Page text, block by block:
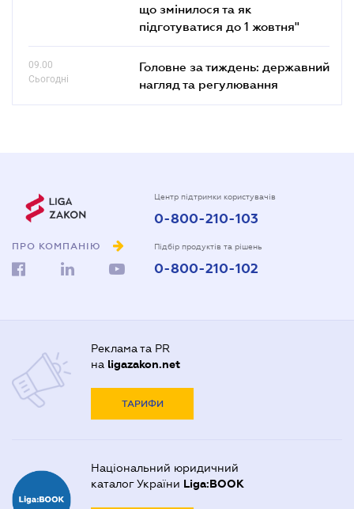
що змінилося та як
підготуватися до 1 жовтня"
09.00
Сьогодні
Головне за тиждень: державний
нагляд та регулювання
ПРО КОМПАНІЮ
Центр підтримки користувачів
0-800-210-103
Підбір продуктів та рішень
0-800-210-102
Реклама та PR
на ligazakon.net
ТАРИФИ
Національний юридичний
каталог України Liga:BOOK